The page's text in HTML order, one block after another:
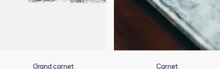
Grand carnet Carnet